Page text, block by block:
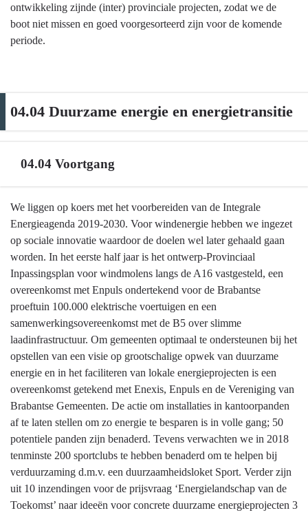
ontwikkeling zijnde (inter) provinciale projecten, zodat we de
boot niet missen en goed voorgesorteerd zijn voor de komende
periode.
04.04 Duurzame energie en energietransitie
04.04 Voortgang
Terug
naar
navigatie
04.04
Duurzame
energie
energietransitie
04.04
Voortgang
We liggen op koers met het voorbereiden van de Integrale
Energieagenda 2019-2030. Voor windenergie hebben we ingezet
op sociale innovatie waardoor de doelen wel later gehaald gaan
worden. In het eerste half jaar is het ontwerp-Provinciaal
Inpassingsplan voor windmolens langs de A16 vastgesteld, een
overeenkomst met Enpuls ondertekend voor de Brabantse
proeftuin 100.000 elektrische voertuigen en een
samenwerkingsovereenkomst met de B5 over slimme
laadinfrastructuur. Om gemeenten optimaal te ondersteunen bij het
opstellen van een visie op grootschalige opwek van duurzame
energie en in het faciliteren van lokale energieprojecten is een
overeenkomst getekend met Enexis, Enpuls en de Vereniging van
Brabantse Gemeenten. De actie om installaties in kantoorpanden
af te laten stellen om zo energie te besparen is in volle gang; 50
potentiele panden zijn benaderd. Tevens verwachten we in 2018
tenminste 200 sportclubs te hebben benaderd om te helpen bij
verduurzaming d.m.v. een duurzaamheidsloket Sport. Verder zijn
uit 10 inzendingen voor de prijsvraag ‘Energielandschap van de
Toekomst’ naar ideeën voor concrete duurzame energieprojecten 3